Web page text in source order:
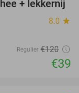
68%
+ lekkernij
8.0 star
Regulier €120
€39